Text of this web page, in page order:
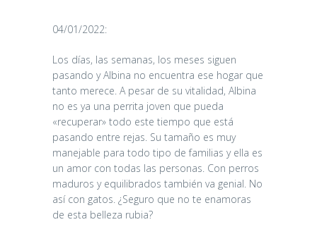
04/01/2022:
Los días, las semanas, los meses siguen
pasando y Albina no encuentra ese hogar que
tanto merece. A pesar de su vitalidad, Albina
no es ya una perrita joven que pueda
«recuperar» todo este tiempo que está
pasando entre rejas. Su tamaño es muy
manejable para todo tipo de familias y ella es
un amor con todas las personas. Con perros
maduros y equilibrados también va genial. No
así con gatos. ¿Seguro que no te enamoras
de esta belleza rubia?